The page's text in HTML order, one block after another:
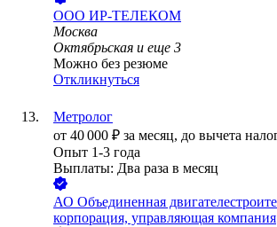
ООО ИР-ТЕЛЕКОМ
Москва
Октябрьская и еще 3
Можно без резюме
Откликнуться
Метролог
от 40 000 ₽ за месяц, до вычета
Опыт 1-3 года
Выплаты: Два раза в месяц
АО Объединенная
корпорация, управляющая компания